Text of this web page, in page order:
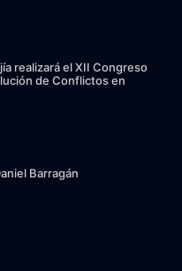
realizará el XII Congreso
de Conflictos en
Barragán